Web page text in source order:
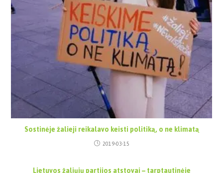
Sostinėje žalieji reikalavo keisti politiką, o ne klimatą
2019-03-15